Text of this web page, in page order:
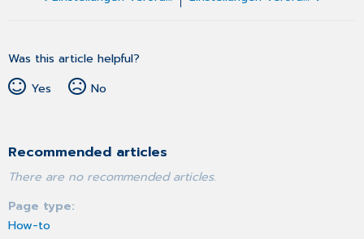
Was this article helpful?
Yes
No
Recommended articles
There are no recommended articles.
Page type
How-to